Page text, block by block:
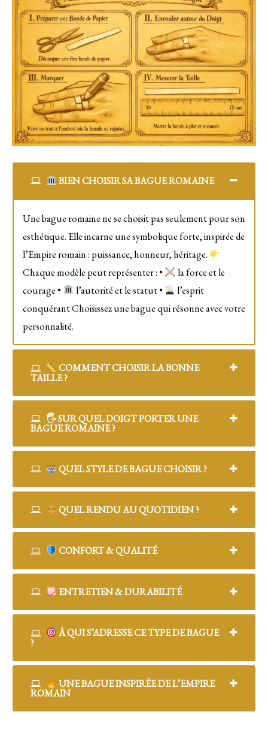
BIEN CHOISIR SA BAGUE ROMAINE
Une bague romaine ne se choisit pas seulement pour son
esthétique. Elle incarne une symbolique forte, inspirée de
l’Empire romain : puissance, honneur, héritage.
Chaque modèle peut représenter : •
la force et le
courage •
l’autorité et le statut •
l’esprit
conquérant Choisissez une bague qui résonne avec votre
personnalité.
COMMENT CHOISIR LA BONNE
TAILLE ?
🖐️ SUR QUEL DOIGT PORTER UNE
BAGUE ROMAINE ?
QUEL STYLE DE BAGUE CHOISIR ?
QUEL RENDU AU QUOTIDIEN ?
CONFORT & QUALITÉ
ENTRETIEN & DURABILITÉ
À QUI S’ADRESSE CE TYPE DE BAGUE
?
UNE BAGUE INSPIRÉE DE L’EMPIRE
ROMAIN